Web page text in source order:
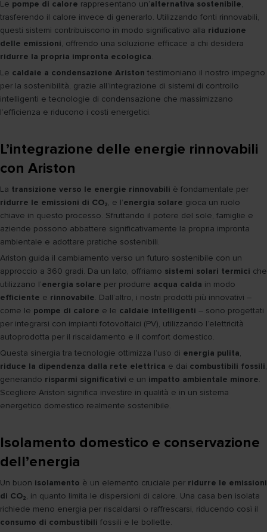
Le pompe di calore rappresentano un’alternativa sostenibile,
trasferendo il calore invece di generarlo. Utilizzando fonti rinnovabili,
questi sistemi contribuiscono in modo significativo alla riduzione
delle emissioni, offrendo una soluzione efficace a chi desidera
ridurre la propria impronta ecologica.
Le caldaie a condensazione Ariston testimoniano il nostro impegno
per la sostenibilità, grazie all’integrazione di sistemi di controllo
intelligenti e tecnologie di condensazione che massimizzano
l’efficienza e riducono i costi energetici.
L’integrazione delle energie rinnovabili
con Ariston
La transizione verso le energie rinnovabili è fondamentale per
ridurre le emissioni di CO₂, e l’energia solare gioca un ruolo
chiave in questo processo. Sfruttando il potere del sole, famiglie e
aziende possono abbattere significativamente la propria impronta
ambientale e adottare pratiche sostenibili.
Ariston guida il cambiamento verso un futuro sostenibile con un
approccio a 360 gradi. Da un lato, offriamo sistemi solari termici che
utilizzano l’energia solare per produrre acqua calda in modo
efficiente e rinnovabile. Dall’altro, i nostri prodotti più innovativi –
come le pompe di calore e le caldaie intelligenti – sono progettati
per integrarsi con impianti fotovoltaici (PV), utilizzando l’elettricità
autoprodotta per il riscaldamento e il comfort domestico.
Questa sinergia tra tecnologie ottimizza l’uso di energia pulita,
riduce la dipendenza dalla rete elettrica e dai combustibili fossili,
generando risparmi significativi e un impatto ambientale minore.
Scegliere Ariston significa investire in qualità e in un sistema
energetico domestico realmente sostenibile.
Isolamento domestico e conservazione
dell’energia
Un buon isolamento è un elemento cruciale per ridurre le emissioni
di CO₂, in quanto limita le dispersioni di calore. Una casa ben isolata
richiede meno energia per riscaldarsi o raffrescarsi, riducendo così il
consumo di combustibili fossili e le bollette.